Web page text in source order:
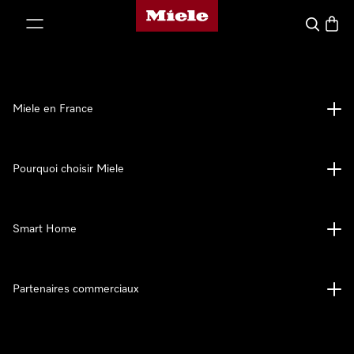
Page d'accueil Miele
Search
Miele en France
Pourquoi choisir Miele
Smart Home
Partenaires commerciaux